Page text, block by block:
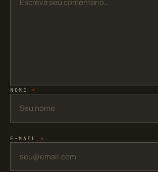
NOME *
E-MAIL *